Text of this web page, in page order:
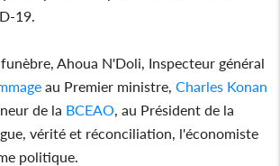
19.
Ahoua N'Doli, Inspecteur général
au Premier ministre,Charles Konan
de la BCEAO, au Président de la
vérité et réconciliation, l'économiste
politique.